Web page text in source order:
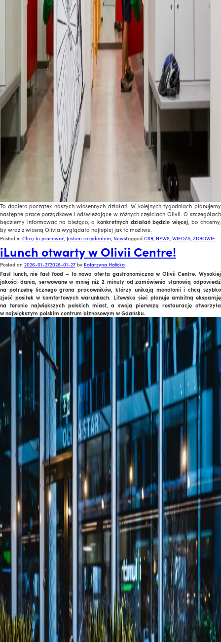
To dopiero początek naszych wiosennych działań. W kolejnych tygodniach planujemy
następne prace porządkowe i odświeżające w różnych częściach Olivii. O szczegółach
będziemy informować na bieżąco, a konkretnych działań będzie więcej, bo chcemy,
by wraz z wiosną Olivia wyglądała najlepiej jak to możliwe.
Posted in Chcę tu pracować, Jestem rezydentem, NewsTagged CSR, NEWS, WIEDZA, ZDROWIE
iLunch otwarty w Olivii Centre!
Posted on 2026-01-272026-01-27 by Katarzyna Halicka
Fast lunch, nie fast food – to nowa oferta gastronomiczna w Olivii Centre. Wysokiej
jakości dania, serwowane w mniej niż 2 minuty od zamówienia stanowią odpowiedź
na potrzebę licznego grona pracowników, którzy unikają monotonii i chcą szybko
zjeść posiłek w komfortowych warunkach. Litewska sieć planuje ambitną ekspansję
na terenie największych polskich miast, a swoją pierwszą restaurację otworzyła
w największym polskim centrum biznesowym w Gdańsku.